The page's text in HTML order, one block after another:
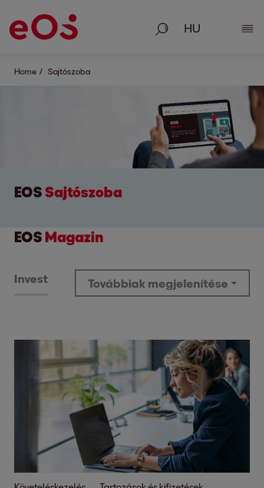
Keresés
Home Sajtószoba
EOS Sajtószoba
EOS Magazin
Invest Továbbiak megjelenítése